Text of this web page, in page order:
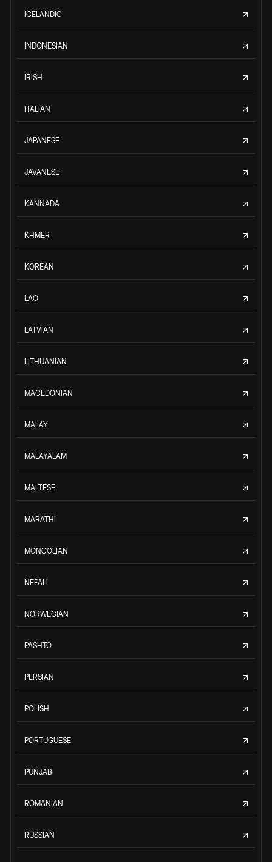
ICELANDIC
INDONESIAN
IRISH
ITALIAN
JAPANESE
JAVANESE
KANNADA
KHMER
KOREAN
LAO
LATVIAN
LITHUANIAN
MACEDONIAN
MALAY
MALAYALAM
MALTESE
MARATHI
MONGOLIAN
NEPALI
NORWEGIAN
PASHTO
PERSIAN
POLISH
PORTUGUESE
PUNJABI
ROMANIAN
RUSSIAN